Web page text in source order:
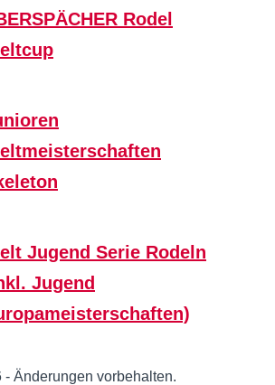
Rodel
Jugend Serie Rodeln
Jugend
- Änderungen vorbehalten.